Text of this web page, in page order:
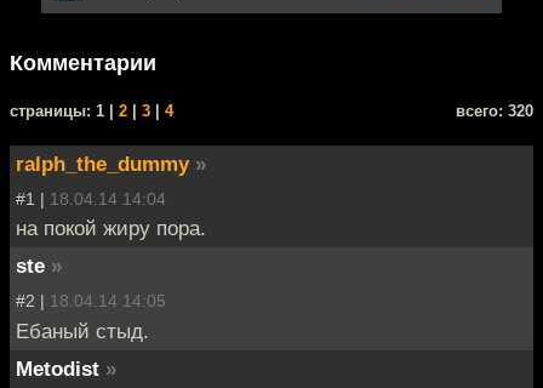
Комментарии
cтраницы: 1 | 2 3 4 всего: 320
ralph_the_dummy »
#1 | 18.04.14 14:04
на покой жиру пора.
ste »
#2 | 18.04.14 14:05
Ебаный стыд.
Metodist »